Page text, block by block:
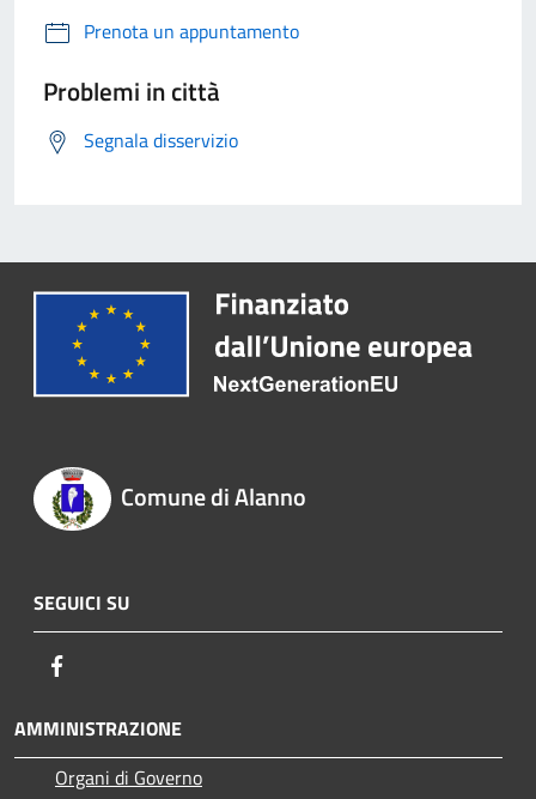
Prenota un appuntamento
Problemi in città
Segnala disservizio
Comune di Alanno
SEGUICI SU
AMMINISTRAZIONE
Organi di Governo